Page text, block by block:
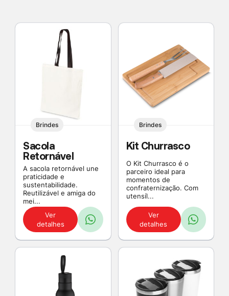
Brindes
Sacola
Retornável
A sacola retornável une
praticidade e
sustentabilidade.
Reutilizável e amiga do
mei...
Ver
detalhes
Brindes
Kit Churrasco
O Kit Churrasco é o
parceiro ideal para
momentos de
confraternização. Com
utensíl...
Ver
detalhes